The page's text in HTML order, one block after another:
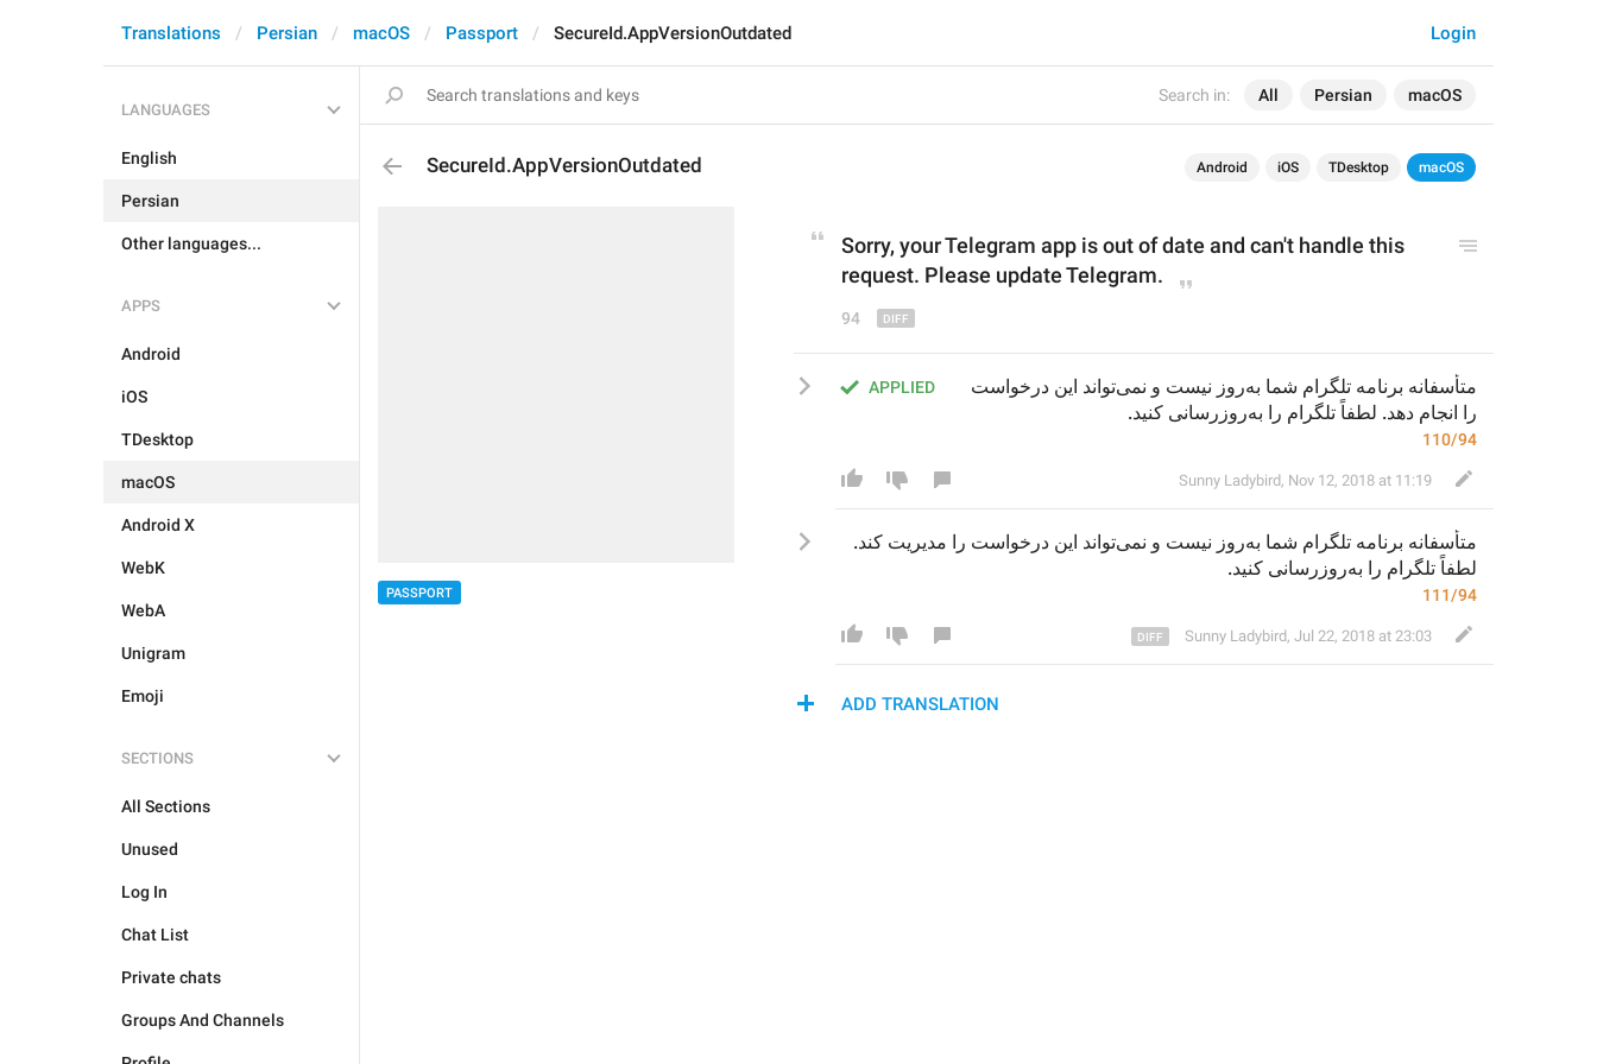
Search in: All Persian macOS
Login
Translations Persian macOS Passport SecureId.AppVersionOutdated
LANGUAGES
English
Persian
Other languages...
APPS
Android
iOS
TDesktop
macOS
Android X
WebK
WebA
Unigram
Emoji
SECTIONS
All Sections
Unused
Log In
Chat List
Private chats
Groups And Channels
SecureId.AppVersionOutdated Android iOS TDesktop macOS
PASSPORT
Sorry, your Telegram app is out of date and can't handle this
request. Please update Telegram.
94
APPLIED
را انجام دهد. لطفاً تلگرام را به‌روزرسانی کنید.
110/94
Sunny Ladybird, Nov 12, 2018 at 11:19
متأسفانه برنامه تلگرام شما به‌روز نیست و نمی‌تواند این درخواست را مدیریت کن
لطفاً تلگرام را به‌روزرسانی کنید.
111/94
Sunny Ladybird, Jul 22, 2018 at 23:03
ADD TRANSLATION